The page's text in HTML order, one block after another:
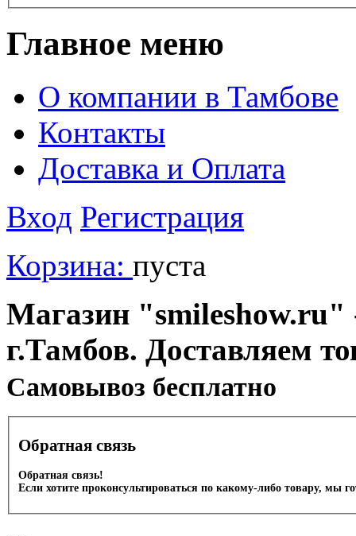
Главное меню
О компании в Тамбове
Контакты
Доставка и Оплата
Вход Регистрация
Корзина: пуста
Магазин "smileshow.ru"
г.Тамбов. Доставляем
Cамовывоз бесплатно
Обратная связь
Обратная связь!
Если хотите проконсультироваться по какому-либо товару, мы